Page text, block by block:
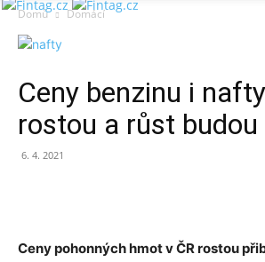
Domů Domácí
Ceny benzinu i
rostou a růst budou
6. 4. 2021
Ceny pohonných hmot v ČR rostou